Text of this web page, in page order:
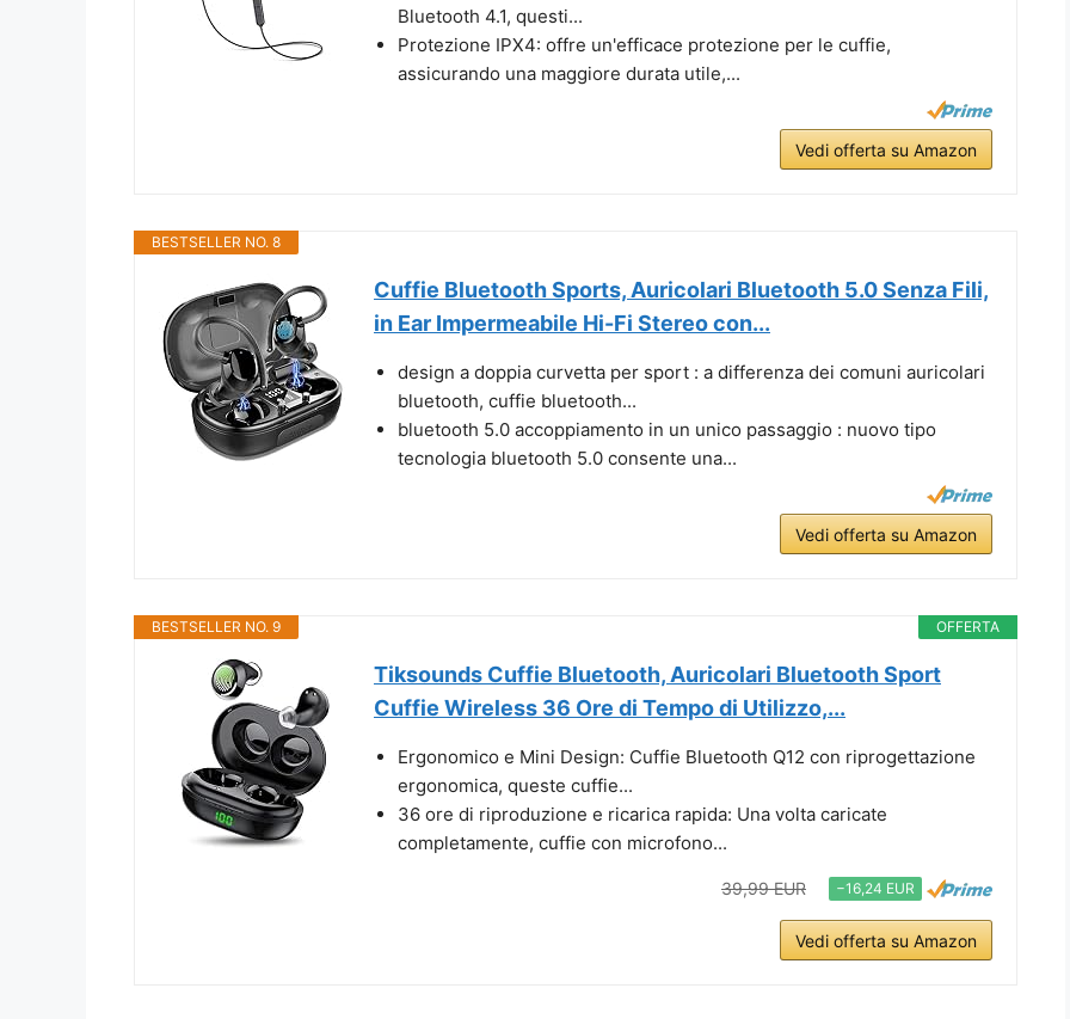
Bluetooth 4.1, questi...
Protezione IPX4: offre un'efficace protezione per le cuffie,
assicurando una maggiore durata utile,...
Vedi offerta su Amazon
BESTSELLER NO. 8
Cuffie Bluetooth Sports, Auricolari Bluetooth 5.0 Senza Fili,
in Ear Impermeabile Hi-Fi Stereo con...
design a doppia curvetta per sport : a differenza dei comuni auricolari
bluetooth, cuffie bluetooth...
bluetooth 5.0 accoppiamento in un unico passaggio : nuovo tipo
tecnologia bluetooth 5.0 consente una...
Vedi offerta su Amazon
OFFERTA
BESTSELLER NO. 9
Tiksounds Cuffie Bluetooth, Auricolari Bluetooth Sport
Cuffie Wireless 36 Ore di Tempo di Utilizzo,...
Ergonomico e Mini Design: Cuffie Bluetooth Q12 con riprogettazione
ergonomica, queste cuffie...
36 ore di riproduzione e ricarica rapida: Una volta caricate
completamente, cuffie con microfono...
39,99 EUR −16,24 EUR
Vedi offerta su Amazon